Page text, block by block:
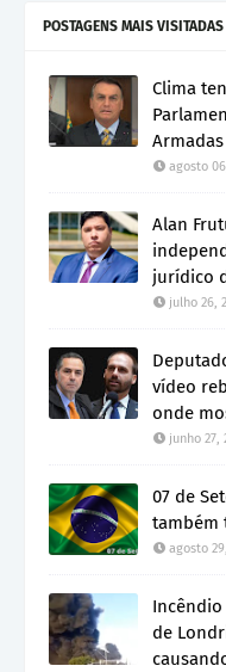
POSTAGENS MAIS VISITADAS
Clima
agosto
Alan
jurídico
julho 26,
vídeo
onde
junho 27,
07 de
também
agosto
de